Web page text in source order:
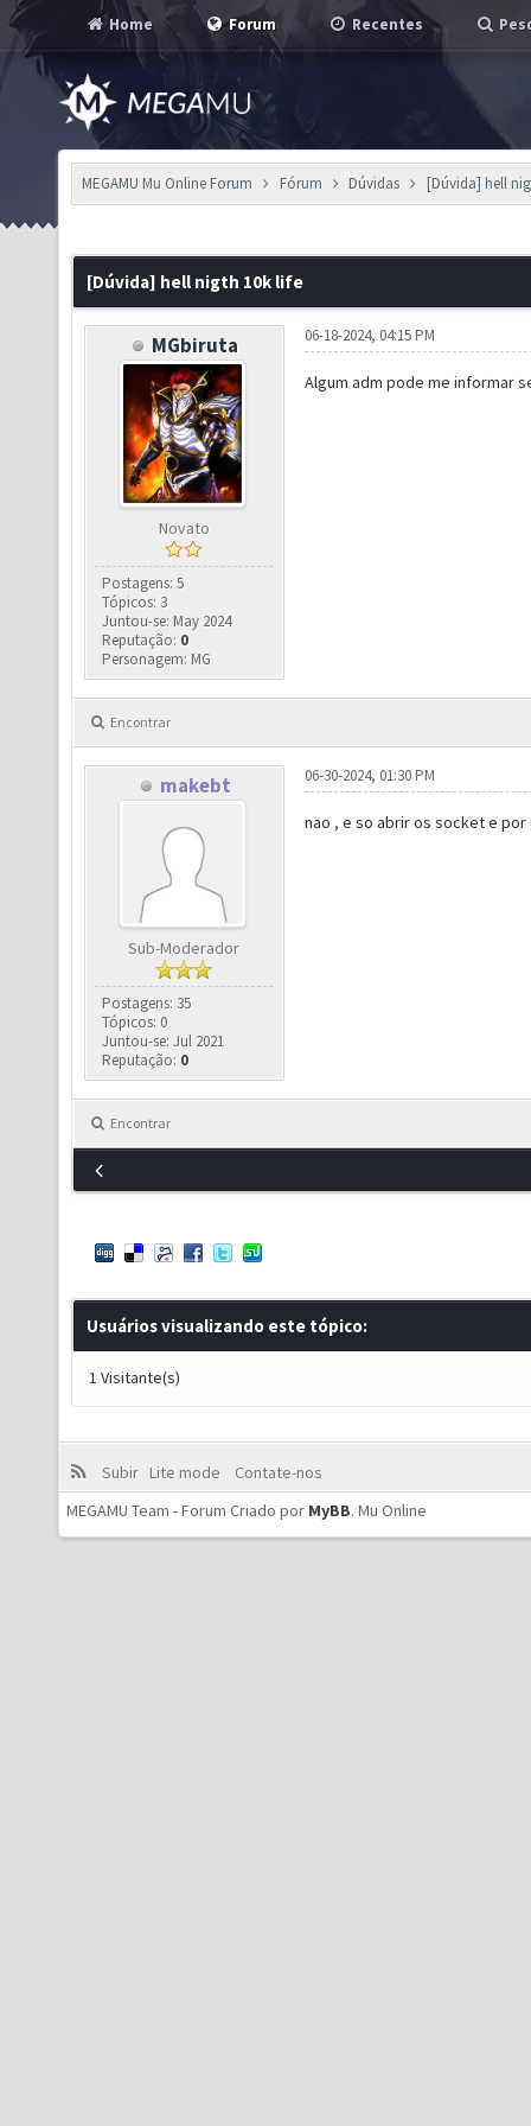
Home Forum Recentes
MEGAMU Mu Online Forum Fórum Dúvidas [Dúvida] hell
[Dúvida] hell nigth 10k life
MGbiruta
Novato
Postagens: 5
Tópicos: 3
Juntou-se: May 2024
Reputação: 0
Personagem: MG
06-18-2024, 04:15 PM
Algum adm pode me informar
Encontrar
makebt
Sub-Moderador
Postagens: 35
Tópicos: 0
Juntou-se: Jul 2021
Reputação: 0
06-30-2024, 01:30 PM
nao , e so abrir os socket e por
Encontrar
Usuários visualizando este tópico:
1 Visitante(s)
Subir Lite mode
Contate-nos
MEGAMU Team - Forum Criado por MyBB. Mu Online